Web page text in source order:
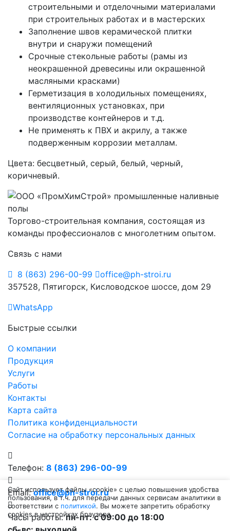
строительными и отделочными материалами
при строительных работах и в мастерских
Заполнение швов керамической плитки
внутри и снаружи помещений
Срочные стекольные работы (рамы из
неокрашенной древесины или окрашенной
масляными красками)
Герметизация в холодильных помещениях,
вентиляционных установках, при
производстве контейнеров и т.д.
Не применять к ПВХ и акрилу, а также
подверженным коррозии металлам.
Цвета: бесцветный, серый, белый, черный,
коричневый.
Торгово-строительная компания, состоящая из
команды профессионалов с многолетним опытом.
Связь с нами
8 (863) 296-00-99
office@ph-stroi.ru
357528, Пятигорск, Кисловодское шоссе, дом 29
WhatsApp
Быстрые ссылки
О компании
Продукция
Услуги
Работы
Контакты
Карта сайта
Политика конфиденциальности
Согласие на обработку персональных данных
Телефон: 8 (863) 296-00-99
Email: office@ph-stroi.ru
Часы работы: пн-пт: c 09:00 до 18:00
Сайт использует файлы «cookie» с целью повышения удобства
пользования, в т.ч. для передачи данных сервисам аналитики в
соответствии с политикой. Вы можете запретить обработку
cookies в настройках браузера.